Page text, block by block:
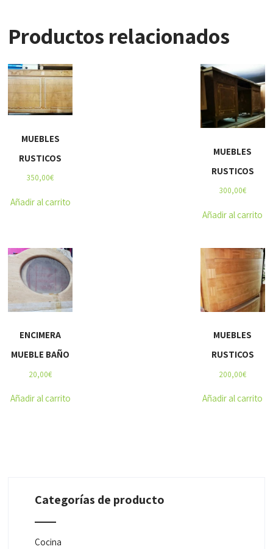
Productos relacionados
MUEBLES
RUSTICOS
350,00€
Añadir al carrito
MUEBLES
RUSTICOS
300,00€
Añadir al carrito
ENCIMERA
MUEBLE BAÑO
20,00€
Añadir al carrito
MUEBLES
RUSTICOS
200,00€
Añadir al carrito
Categorías de producto
Cocina